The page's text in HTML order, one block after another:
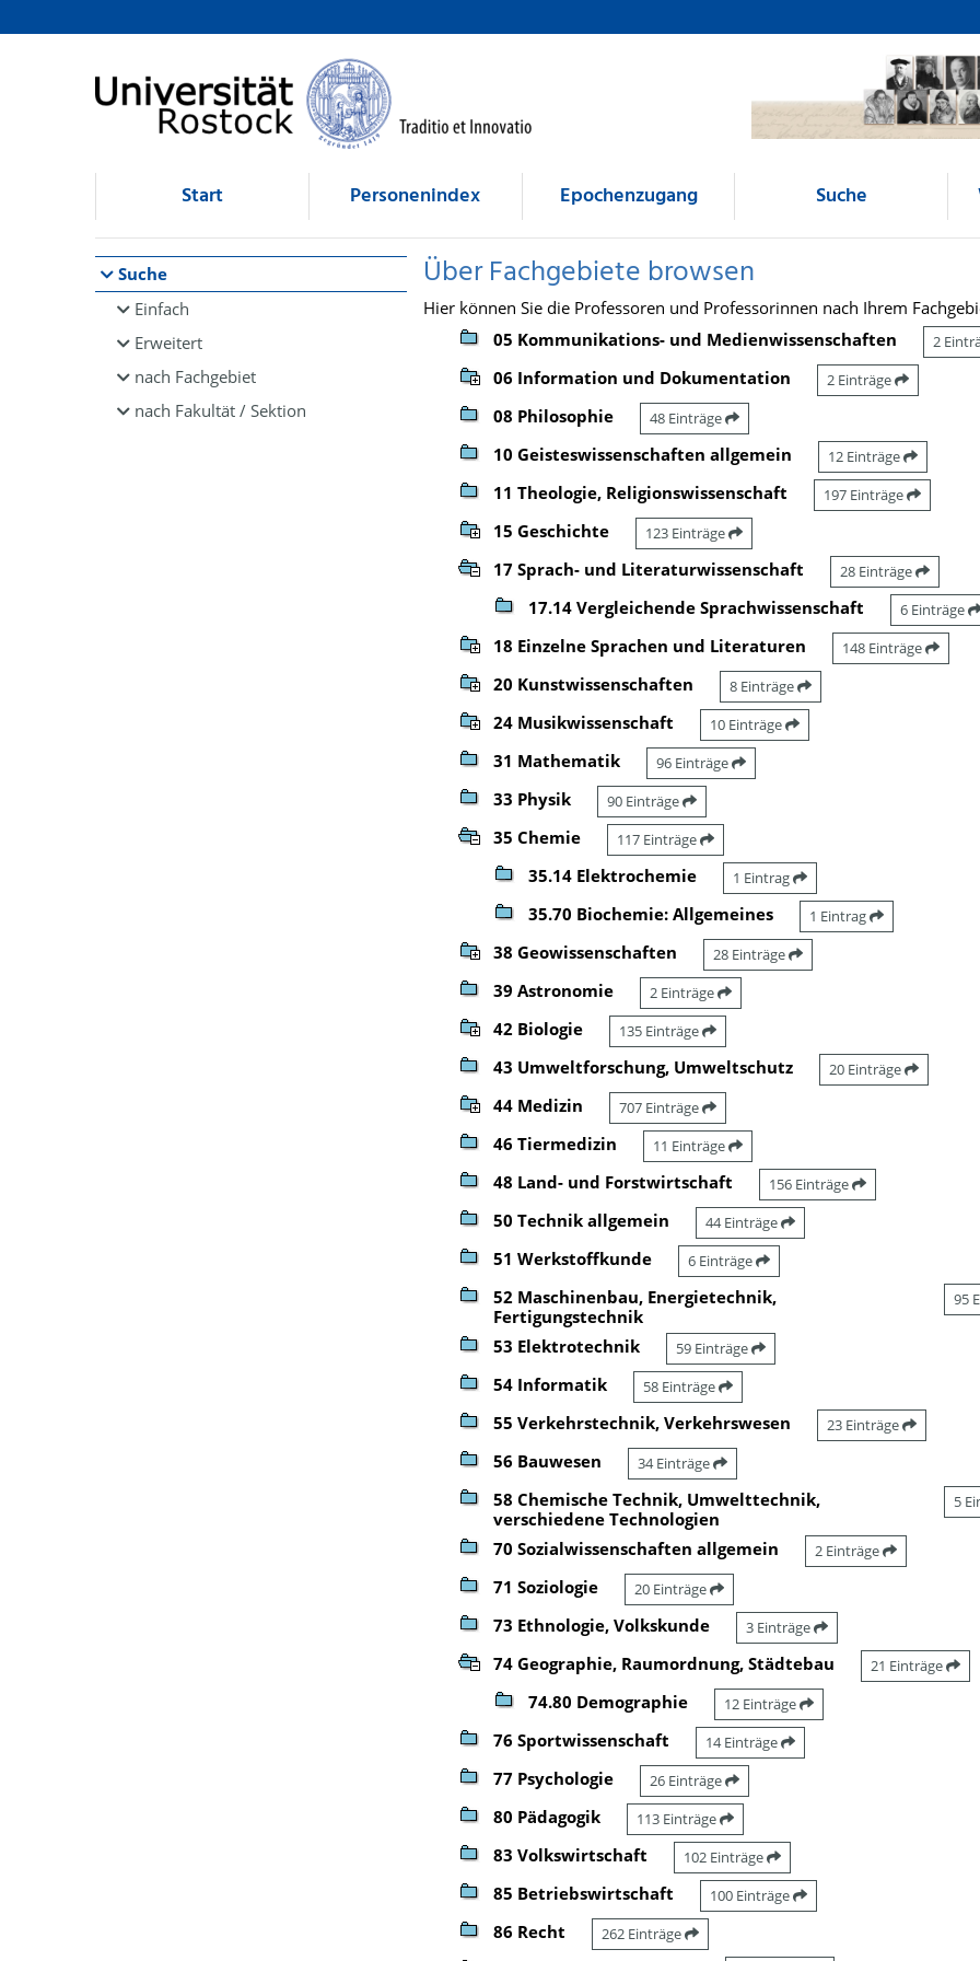
Browsen
direkt zum Inhalt
Start Personenindex Epochenzugang Suche
Suche
Einfach
Erweitert
nach Fachgebiet
nach Fakultät / Sektion
Über Fachgebiete browsen
Hier können Sie die Professoren und Professorinnen nach Ihrem
05 Kommunikations- und Medienwissenschaften
2
06 Information und Dokumentation 2 Einträge
08 Philosophie 48 Einträge
10 Geisteswissenschaften allgemein 12 Einträge
11 Theologie, Religionswissenschaft 197 Einträge
15 Geschichte 123 Einträge
17 Sprach- und Literaturwissenschaft 28 Einträge
17.14 Vergleichende Sprachwissenschaft 6 Einträge
18 Einzelne Sprachen und Literaturen 148 Einträge
20 Kunstwissenschaften 8 Einträge
24 Musikwissenschaft 10 Einträge
31 Mathematik 96 Einträge
33 Physik 90 Einträge
35 Chemie 117 Einträge
35.14 Elektrochemie 1 Eintrag
35.70 Biochemie: Allgemeines 1 Eintrag
38 Geowissenschaften 28 Einträge
39 Astronomie 2 Einträge
42 Biologie 135 Einträge
43 Umweltforschung, Umweltschutz 20 Einträge
44 Medizin 707 Einträge
46 Tiermedizin 11 Einträge
48 Land- und Forstwirtschaft 156 Einträge
50 Technik allgemein 44 Einträge
51 Werkstoffkunde 6 Einträge
52 Maschinenbau, Energietechnik,
Fertigungstechnik
95
53 Elektrotechnik 59 Einträge
54 Informatik 58 Einträge
55 Verkehrstechnik, Verkehrswesen 23 Einträge
56 Bauwesen 34 Einträge
58 Chemische Technik, Umwelttechnik,
verschiedene Technologien
5
70 Sozialwissenschaften allgemein 2 Einträge
71 Soziologie 20 Einträge
73 Ethnologie, Volkskunde 3 Einträge
74 Geographie, Raumordnung, Städtebau 21 Einträge
74.80 Demographie 12 Einträge
76 Sportwissenschaft 14 Einträge
77 Psychologie 26 Einträge
80 Pädagogik 113 Einträge
83 Volkswirtschaft 102 Einträge
85 Betriebswirtschaft 100 Einträge
86 Recht 262 Einträge